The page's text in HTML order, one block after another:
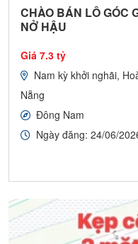
CHÀO BÁN LÔ GÓC
NỞ HẬU
Giá 7.3 tỷ
Nam kỳ khởi nghãi,
Nẵng
Đông Nam
Ngày đăng: 24/06/